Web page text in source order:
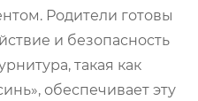
Родители готовы
и безопасность
такая как
обеспечивает эту